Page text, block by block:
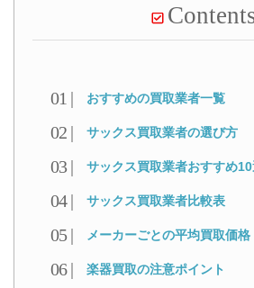
おすすめの買取業者一覧
サックス買取業者の選び方
サックス買取業者おすすめ10
サックス買取業者比較表
メーカーごとの平均買取価格
楽器買取の注意ポイント